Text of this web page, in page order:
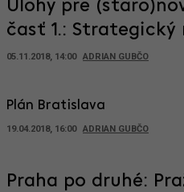
Úlohy pre
časť 1.: Strategický
05.11.2018, 14:00 ADRIAN GUBČO
Plán Bratislava
19.04.2018, 16:00 ADRIAN GUBČO
Praha po druhé: